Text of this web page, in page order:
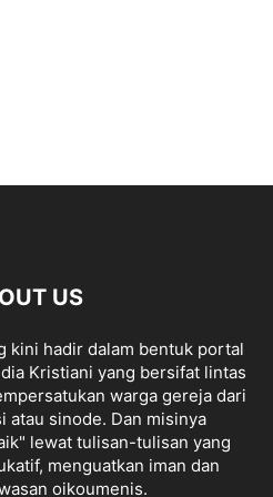
US
kini hadir dalam bentuk portal
Kristiani yang bersifat lintas
warga gereja dari
atau sinode. Dan misinya
lewat tulisan-tulisan yang
menguatkan iman dan
oikoumenis.